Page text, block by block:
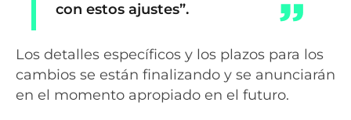
con estos ajustes”.
Los detalles específicos y los plazos para los
cambios se están finalizando y se anunciarán
en el momento apropiado en el futuro.